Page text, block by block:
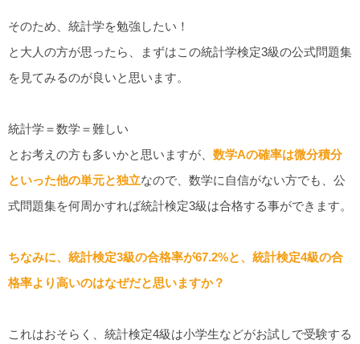
そのため、統計学を勉強したい！
と大人の方が思ったら、まずはこの統計学検定3級の公式問題集
を見てみるのが良いと思います。
統計学＝数学＝難しい
とお考えの方も多いかと思いますが、 数学Aの確率は微分積分
といった他の単元と独立なので、数学に自信がない方でも、公
式問題集を何周かすれば統計検定3級は合格する事ができます。
ちなみに、統計検定3級の合格率が67.2%と、統計検定4級の合
格率より高いのはなぜだと思いますか？
これはおそらく、統計検定4級は小学生などがお試しで受験する